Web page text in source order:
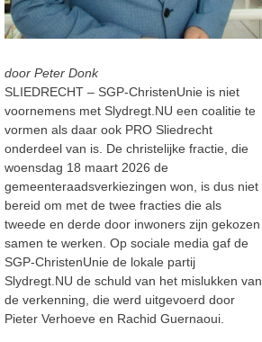
door Peter Donk
SLIEDRECHT – SGP-ChristenUnie is niet
voornemens met Slydregt.NU een coalitie te
vormen als daar ook PRO Sliedrecht
onderdeel van is. De christelijke fractie, die
woensdag 18 maart 2026 de
gemeenteraadsverkiezingen won, is dus niet
bereid om met de twee fracties die als
tweede en derde door inwoners zijn gekozen
samen te werken. Op sociale media gaf de
SGP-ChristenUnie de lokale partij
Slydregt.NU de schuld van het mislukken van
de verkenning, die werd uitgevoerd door
Pieter Verhoeve en Rachid Guernaoui.